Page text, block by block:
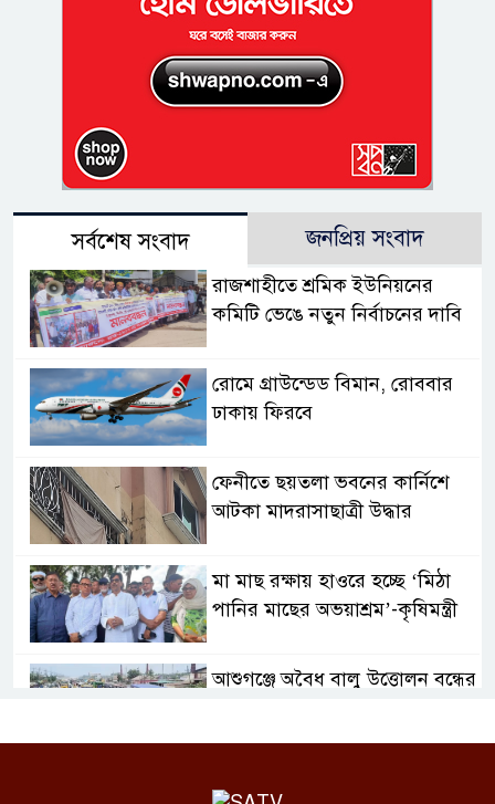
সর্বশেষ সংবাদ জনপ্রিয় সংবাদ
রাজশাহীতে শ্রমিক ইউনিয়নের
কমিটি ভেঙে নতুন নির্বাচনের দাবি
রোমে গ্রাউন্ডেড বিমান, রোববার
ঢাকায় ফিরবে
ফেনীতে ছয়তলা ভবনের কার্নিশে
আটকা মাদরাসাছাত্রী উদ্ধার
মা মাছ রক্ষায় হাওরে হচ্ছে ‘মিঠা
পানির মাছের অভয়াশ্রম’-কৃষিমন্ত্রী
আশুগঞ্জে অবৈধ বালু উত্তোলন বন্ধের